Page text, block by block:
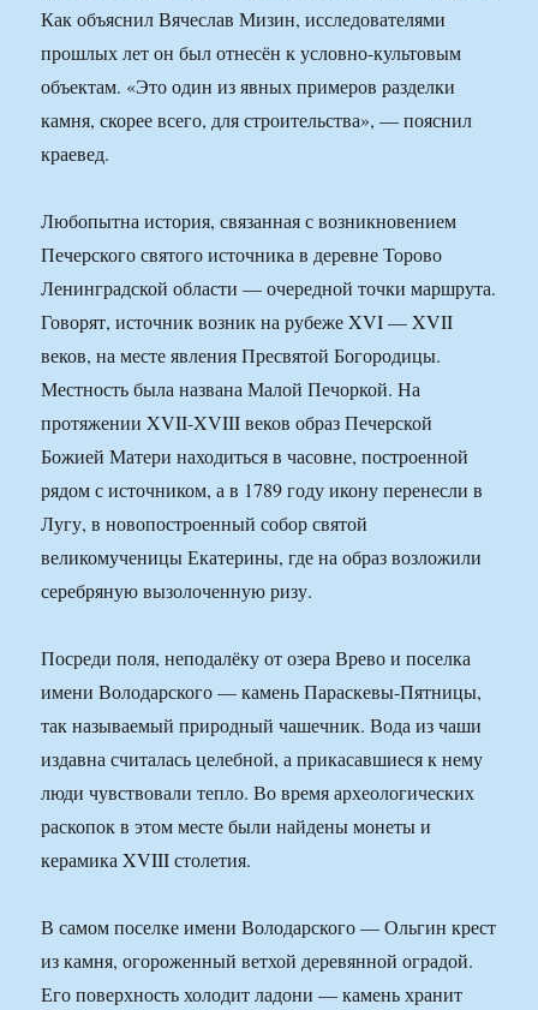
Как объяснил Вячеслав Мизин, исследователями
прошлых лет он был отнесён к условно-культовым
объектам. «Это один из явных примеров разделки
камня, скорее всего, для строительства», — пояснил
краевед.
Любопытна история, связанная с возникновением
Печерского святого источника в деревне Торово
Ленинградской области — очередной точки маршрута.
Говорят, источник возник на рубеже XVI — XVII
веков, на месте явления Пресвятой Богородицы.
Местность была названа Малой Печоркой. На
протяжении XVII-XVIII веков образ Печерской
Божией Матери находиться в часовне, построенной
рядом с источником, а в 1789 году икону перенесли в
Лугу, в новопостроенный собор святой
великомученицы Екатерины, где на образ возложили
серебряную вызолоченную ризу.
Посреди поля, неподалёку от озера Врево и поселка
имени Володарского — камень Параскевы-Пятницы,
так называемый природный чашечник. Вода из чаши
издавна считалась целебной, а прикасавшиеся к нему
люди чувствовали тепло. Во время археологических
раскопок в этом месте были найдены монеты и
керамика XVIII столетия.
В самом поселке имени Володарского — Ольгин крест
из камня, огороженный ветхой деревянной оградой.
Его поверхность холодит ладони — камень хранит